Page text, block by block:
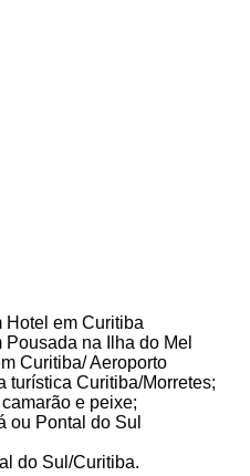
Maps correctly.
Hotel em Curitiba
na Ilha do Mel
Curitiba/ Aeroporto
turística Curitiba/Morretes;
e peixe;
ou Pontal do Sul
do Sul/Curitiba.